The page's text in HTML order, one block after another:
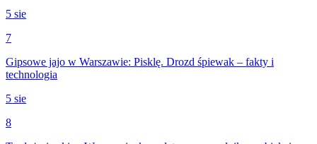
5 sie
7
Gipsowe jajo w Warszawie: Pisklę. Drozd śpiewak – fakty i
technologia
5 sie
8